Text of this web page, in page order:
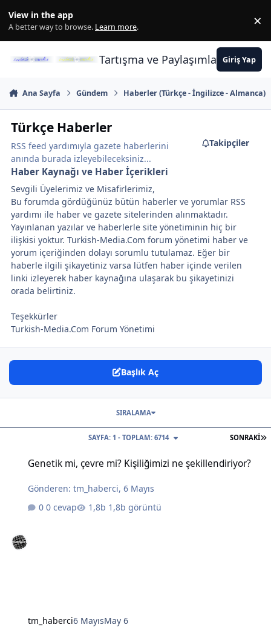
View in the app
A better way to browse. Learn more. ×
Tartışma ve PaylaşımlarınGiriş Yap
Ana Sayfa Gündem Haberler (Türkçe - İngilizce - Almanca)
Türkçe Haberler
RSS feed yardımıyla gazete haberlerini
anında burada izleyebileceksiniz...
Takipçiler
Haber Kaynağı ve Haber İçerikleri
Sevgili Üyelerimiz ve Misafirlerimiz,
Bu forumda gördüğünüz bütün haberler ve yorumlar RSS
yardımı ile haber ve gazete sitelerinden alınmaktadır.
Yayınlanan yazılar ve haberlerle site yönetiminin hiç bir
ilişkisi yoktur. Turkish-Media.Com forum yönetimi haber ve
yorum içeriğinden dolayı sorumlu tutulamaz. Eğer bir
haberle ilgili şikayetiniz varsa lütfen haber içinde verilen
linki izleyerek haber kaynağına ulaşarak bu şikayetinizi
orada belirtiniz.
Teşekkürler
Turkish-Media.Com Forum Yönetimi
Başlık Aç
SONRAKI
SAYFA: 1 - TOPLAM: 6714
SIRALAMA
Genetik mi, çevre mi? Kişiliğimizi ne şekillendiriyor?
Gönderen:tm_haberci,6 Mayıs
0 cevap
1,8b görüntü
tm_haberci6 MayısMay 6